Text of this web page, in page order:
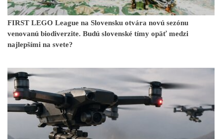
FIRST LEGO League na Slovensku otvára novú sezónu
venovanú biodiverzite. Budú slovenské tímy opäť medzi
najlepšími na svete?